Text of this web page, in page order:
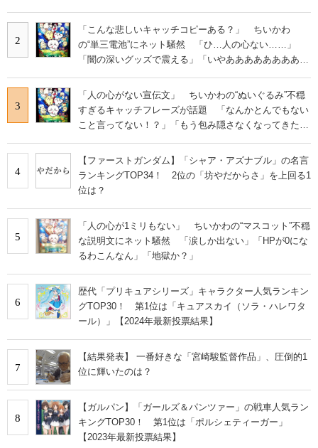
2
「こんな悲しいキャッチコピーある？」 ちいかわ
の“単三電池”にネット騒然 「ひ…人の心ない……」
「闇の深いグッズで震える」「いやあああああああああ
3
「人の心がない宣伝文」 ちいかわの“ぬいぐるみ”不穏
すぎるキャッチフレーズが話題 「なんかとんでもない
こと言ってない！？」「もう包み隠さなくなってきた
4
【ファーストガンダム】「シャア・アズナブル」の名言
ランキングTOP34！ 2位の「坊やだからさ」を上回る1
位は？
5
「人の心が1ミリもない」 ちいかわの“マスコット”不穏
な説明文にネット騒然 「涙しか出ない」「HPが0にな
るわこんなん」「地獄か？」
6
歴代「プリキュアシリーズ」キャラクター人気ランキン
グTOP30！ 第1位は「キュアスカイ（ソラ・ハレワタ
ール）」【2024年最新投票結果】
7
【結果発表】 一番好きな「宮崎駿監督作品」、圧倒的1
位に輝いたのは？
8
【ガルパン】「ガールズ＆パンツァー」の戦車人気ラン
キングTOP30！ 第1位は「ポルシェティーガー」
【2023年最新投票結果】